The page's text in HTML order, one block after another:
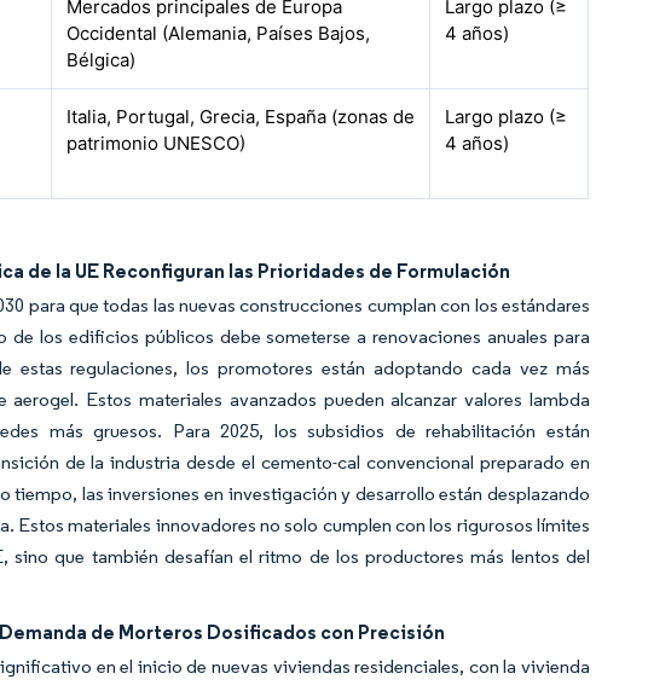
Mercados principales de Europa
Occidental (Alemania, Países Bajos,
Bélgica)
Largo plazo (≥
4 años)
Italia, Portugal, Grecia, España (zonas de
patrimonio UNESCO)
Largo plazo (≥
4 años)
de la UE Reconfiguran las Prioridades de Formulación
para que todas las nuevas construcciones cumplan con los estándares
los edificios públicos debe someterse a renovaciones anuales para
estas regulaciones, los promotores están adoptando cada vez más
Estos materiales avanzados pueden alcanzar valores lambda
más gruesos. Para 2025, los subsidios de rehabilitación están
de la industria desde el cemento-cal convencional preparado en
las inversiones en investigación y desarrollo están desplazando
Estos materiales innovadores no solo cumplen con los rigurosos límites
que también desafían el ritmo de los productores más lentos del
de Morteros Dosificados con Precisión
en el inicio de nuevas viviendas residenciales, con la vivienda